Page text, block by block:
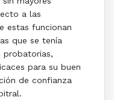
a las
estas funcionan
que se tenía
probatorias,
para su buen
de confianza